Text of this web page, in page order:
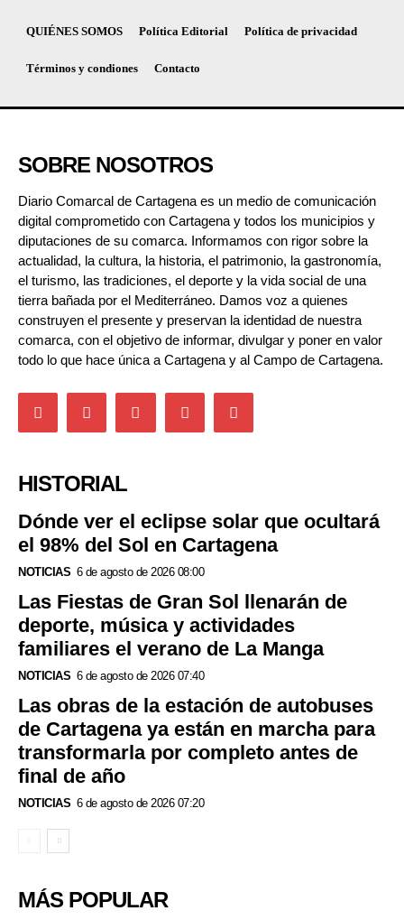
QUIÉNES SOMOS Política Editorial Política de privacidad
Términos y condiones Contacto
SOBRE NOSOTROS
Diario Comarcal de Cartagena es un medio de comunicación
digital comprometido con Cartagena y todos los municipios y
diputaciones de su comarca. Informamos con rigor sobre la
actualidad, la cultura, la historia, el patrimonio, la gastronomía,
el turismo, las tradiciones, el deporte y la vida social de una
tierra bañada por el Mediterráneo. Damos voz a quienes
construyen el presente y preservan la identidad de nuestra
comarca, con el objetivo de informar, divulgar y poner en valor
todo lo que hace única a Cartagena y al Campo de Cartagena.
HISTORIAL
Dónde ver el eclipse solar que ocultará
el 98% del Sol en Cartagena
NOTICIAS 6 de agosto de 2026 08:00
Las Fiestas de Gran Sol llenarán de
deporte, música y actividades
familiares el verano de La Manga
NOTICIAS 6 de agosto de 2026 07:40
Las obras de la estación de autobuses
de Cartagena ya están en marcha para
transformarla por completo antes de
final de año
NOTICIAS 6 de agosto de 2026 07:20
MÁS POPULAR